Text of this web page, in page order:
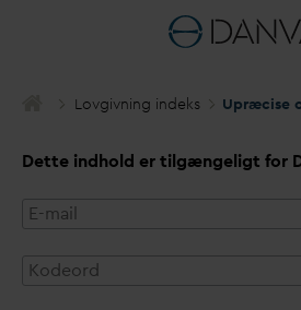
Lovgivning indeks
Dette indhold er tilgængeligt for